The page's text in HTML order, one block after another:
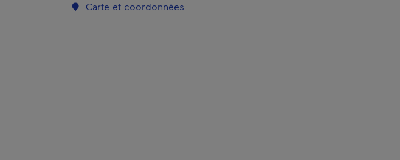
Carte et coordonnées